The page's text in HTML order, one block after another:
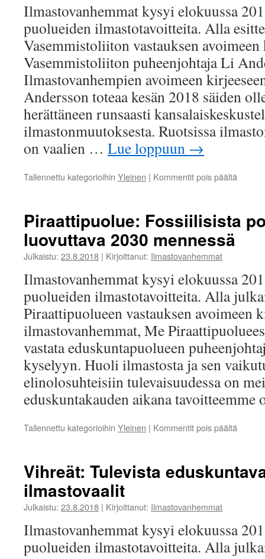
Ilmastovanhemmat kysyi elokuussa
puolueiden ilmastotavoitteita. Alla
Vasemmistoliiton vastauksen avoimeen
Vasemmistoliiton puheenjohtaja Li
Ilmastovanhempien avoimeen
Andersson toteaa kesän 2018 säiden
herättäneen runsaasti
ilmastonmuutoksesta. Ruotsissa
on vaalien … Lue loppuun →
Tallennettu kategorioihin Yleinen | Kommentit pois päältä
Piraattipuolue: Fossiilisista
luovuttava 2030 mennessä
Julkaistu: 23.8.2018 | Kirjoittanut: Ilmastovanhemmat
Ilmastovanhemmat kysyi elokuussa
puolueiden ilmastotavoitteita. Alla
Piraattipuolueen vastauksen avoimeen
ilmastovanhemmat, Me
vastata eduskuntapuolueen
kyselyyn. Huoli ilmastosta ja sen
elinolosuhteisiin tulevaisuudessa on
eduskuntakauden aikana
Tallennettu kategorioihin Yleinen | Kommentit pois päältä
Vihreät: Tulevista
ilmastovaalit
Julkaistu: 23.8.2018 | Kirjoittanut: Ilmastovanhemmat
Ilmastovanhemmat kysyi elokuussa
puolueiden ilmastotavoitteita. Alla